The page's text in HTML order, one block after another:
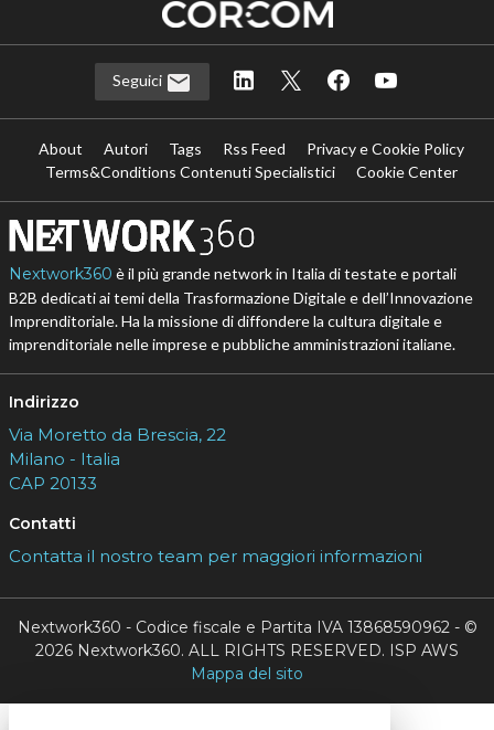
Seguici
About Autori Tags Rss Feed
Privacy e Cookie Policy
Terms&Conditions Contenuti Specialistici
Cookie Center
Nextwork360 è il più grande network in Italia di testate e portali
B2B dedicati ai temi della Trasformazione Digitale e dell’Innovazione
Imprenditoriale. Ha la missione di diffondere la cultura digitale e
imprenditoriale nelle imprese e pubbliche amministrazioni italiane.
Indirizzo
Via Moretto da Brescia, 22
Milano - Italia
CAP 20133
Contatti
Contatta il nostro team per maggiori informazioni
Nextwork360 - Codice fiscale e Partita IVA 13868590962 - ©
2026 Nextwork360. ALL RIGHTS RESERVED. ISP AWS
Mappa del sito